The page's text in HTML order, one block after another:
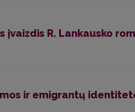
įvaizdis R. Lankausko
ir emigrantų